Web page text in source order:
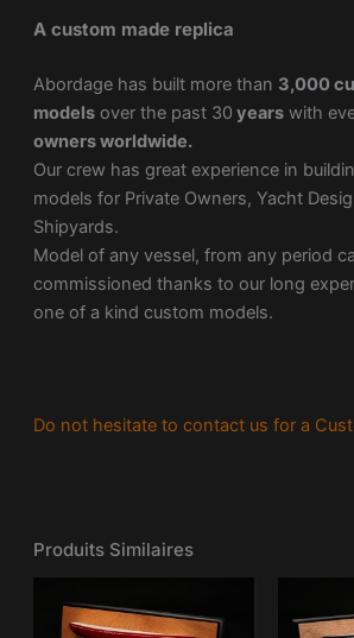
A custom made replica
Abordage has built more than 3,000
modelsover the past 30 yearswith
owners worldwide.
Our crew has great experience in
models for Private Owners, Yacht
Shipyards.
Model of any vessel, from any period
commissioned thanks to our long
one of a kind custom models.
Do not hesitate to contact us for a
Produits Similaires